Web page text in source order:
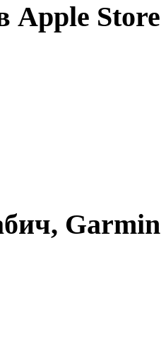
Apple Store
Garmin